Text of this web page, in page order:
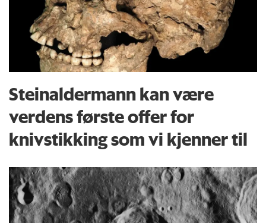
Steinaldermann kan være
verdens første offer for
knivstikking som vi kjenner til